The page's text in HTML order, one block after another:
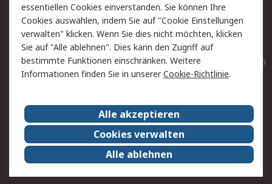
AGB
Datenschutz
Cookie-Richtlinie
Zahlungsbedingungen
Copyright/Impressum
Entsorgung
Elektrogeräte/Batterien
RS weltweit
Karriere bei RS
Nachhaltigkeit
Qualität/Umwelt/ZertifikatePresse-Center
Event-Center
essentiellen Cookies einverstanden. Sie können Ihre
Cookies auswählen, indem Sie auf "Cookie Einstellungen
verwalten" klicken. Wenn Sie dies nicht möchten, klicken
Sie auf "Alle ablehnen". Dies kann den Zugriff auf
bestimmte Funktionen einschränken. Weitere
Informationen finden Sie in unsererCookie-Richtlinie.
Alle akzeptieren
Cookies verwalten
Alle ablehnen